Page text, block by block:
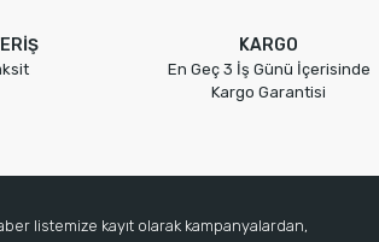
KARGO
En Geç 3 İş Günü İçerisinde
Kargo Garantisi
listemize kayıt olarak kampanyalardan,